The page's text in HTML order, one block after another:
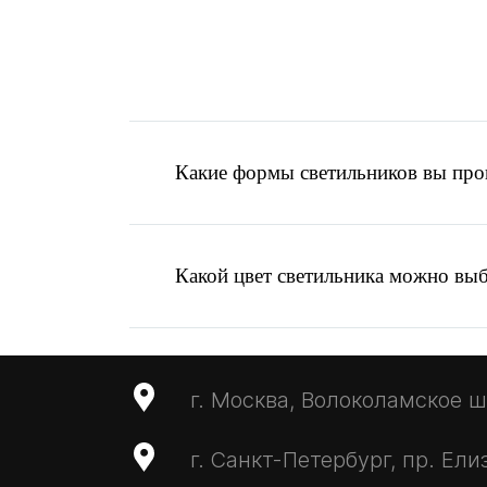
Написать запрос
Какие формы светильников вы
Какой цвет светильника можно
г. Москва, Волоколамское
г. Санкт-Петербург, пр.